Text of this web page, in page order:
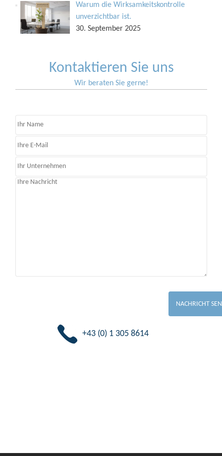
Warum die Wirksamkeitskontrolle
unverzichtbar ist.
30. September 2025
Kontaktieren Sie uns
Wir beraten Sie gerne!
+43 (0) 1 305 8614